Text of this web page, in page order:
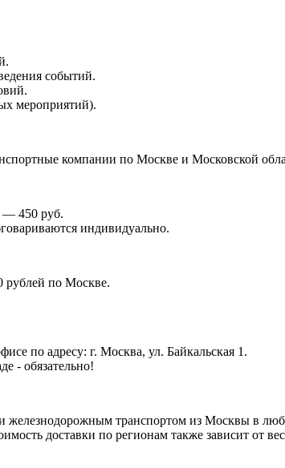
событий.
мероприятий).
компании по Москве и Московской
— 450 руб.
индивидуально.
рублей по Москве.
по адресу: г. Москва, ул. Байкальская 1.
- обязательно!
железнодорожным транспортом из Москвы в
доставки по регионам также зависит от